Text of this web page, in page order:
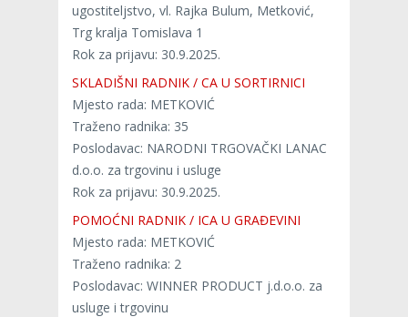
ugostiteljstvo, vl. Rajka Bulum, Metković,
Trg kralja Tomislava 1
Rok za prijavu: 30.9.2025.
SKLADIŠNI RADNIK / CA U SORTIRNICI
Mjesto rada: METKOVIĆ
Traženo radnika: 35
Poslodavac: NARODNI TRGOVAČKI LANAC
d.o.o. za trgovinu i usluge
Rok za prijavu: 30.9.2025.
POMOĆNI RADNIK / ICA U GRAĐEVINI
Mjesto rada: METKOVIĆ
Traženo radnika: 2
Poslodavac: WINNER PRODUCT j.d.o.o. za
usluge i trgovinu